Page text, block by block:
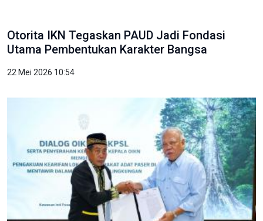
Otorita IKN Tegaskan PAUD Jadi Fondasi
Utama Pembentukan Karakter Bangsa
22 Mei 2026 10:54